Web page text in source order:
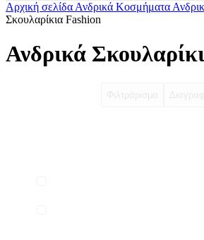
Αρχική σελίδα Ανδρικά Κοσμήματα
Σκουλαρίκια Fashion
Ανδρικά